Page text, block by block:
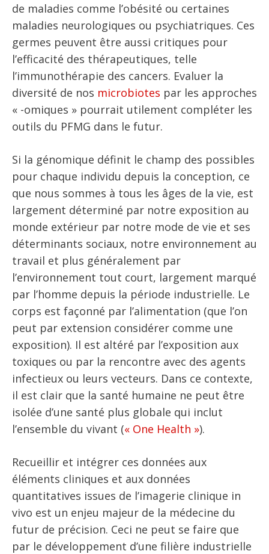
de maladies comme l’obésité ou certaines
maladies neurologiques ou psychiatriques. Ces
germes peuvent être aussi critiques pour
l’efficacité des thérapeutiques, telle
l’immunothérapie des cancers. Evaluer la
diversité de nos microbiotes par les approches
« -omiques » pourrait utilement compléter les
outils du PFMG dans le futur.
Si la génomique définit le champ des possibles
pour chaque individu depuis la conception, ce
que nous sommes à tous les âges de la vie, est
largement déterminé par notre exposition au
monde extérieur par notre mode de vie et ses
déterminants sociaux, notre environnement au
travail et plus généralement par
l’environnement tout court, largement marqué
par l’homme depuis la période industrielle. Le
corps est façonné par l’alimentation (que l’on
peut par extension considérer comme une
exposition). Il est altéré par l’exposition aux
toxiques ou par la rencontre avec des agents
infectieux ou leurs vecteurs. Dans ce contexte,
il est clair que la santé humaine ne peut être
isolée d’une santé plus globale qui inclut
l’ensemble du vivant (« One Health »).
Recueillir et intégrer ces données aux
éléments cliniques et aux données
quantitatives issues de l’imagerie clinique in
vivo est un enjeu majeur de la médecine du
futur de précision. Ceci ne peut se faire que
par le développement d’une filière industrielle